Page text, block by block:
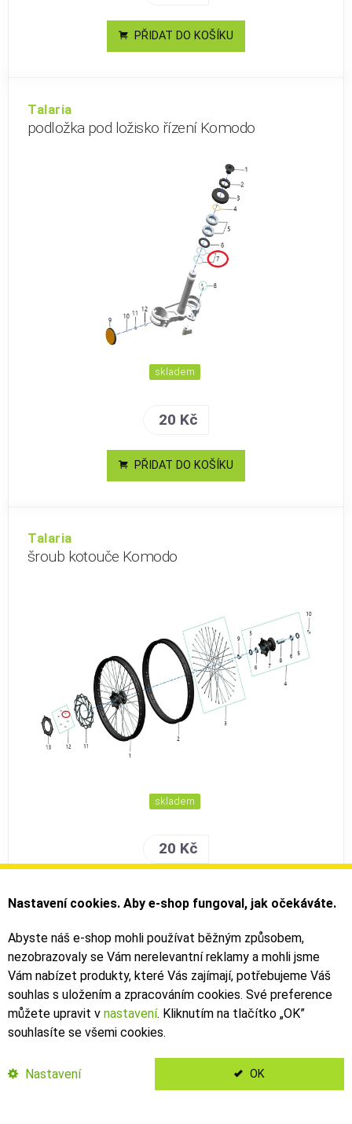
PŘIDAT DO KOŠÍKU
Talaria
podložka pod ložisko řízení Komodo
skladem
20 Kč
PŘIDAT DO KOŠÍKU
Talaria
šroub kotouče Komodo
skladem
20 Kč
gumový doraz rz Komodo
Nastavení cookies. Aby e-shop fungoval, jak očekáváte.
Abyste náš e-shop mohli používat běžným způsobem,
nezobrazovaly se Vám nerelevantní reklamy a mohli jsme
Vám nabízet produkty, které Vás zajímají, potřebujeme Váš
souhlas s uložením a zpracováním cookies. Své preference
můžete upravit v nastavení. Kliknutím na tlačítko „OK”
souhlasíte se všemi cookies.
Nastavení OK